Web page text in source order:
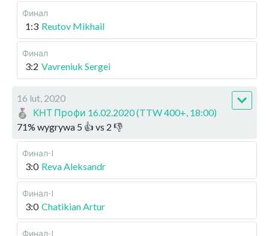
Финал
1:3 Reutov Mikhail
Финал
3:2 Vavreniuk Sergei
16 lut, 2020
КНТ Профи 16.02.2020 (TTW 400+, 18:00)
71% wygrywa 5 👍 vs 2 👎
Финал-I
3:0 Reva Aleksandr
Финал-I
3:0 Chatikian Artur
Финал-I